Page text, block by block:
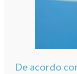
De acordo